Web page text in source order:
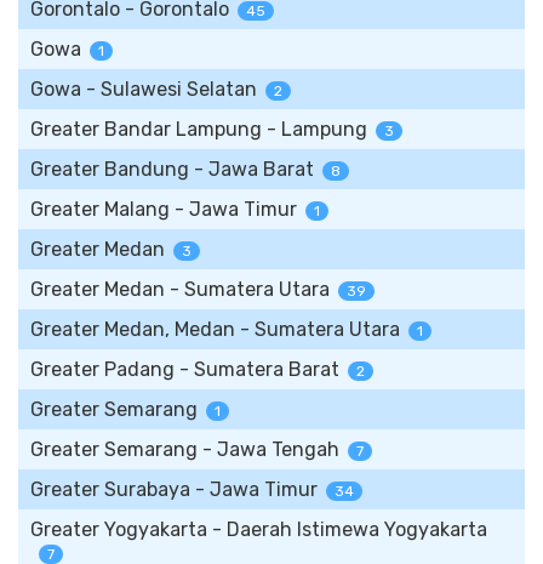
Gorontalo - Gorontalo 45
Gowa 1
Gowa - Sulawesi Selatan 2
Greater Bandar Lampung - Lampung 3
Greater Bandung - Jawa Barat 8
Greater Malang - Jawa Timur 1
Greater Medan 3
Greater Medan - Sumatera Utara 39
Greater Medan, Medan - Sumatera Utara 1
Greater Padang - Sumatera Barat 2
Greater Semarang 1
Greater Semarang - Jawa Tengah 7
Greater Surabaya - Jawa Timur 34
Greater Yogyakarta - Daerah Istimewa Yogyakarta
7